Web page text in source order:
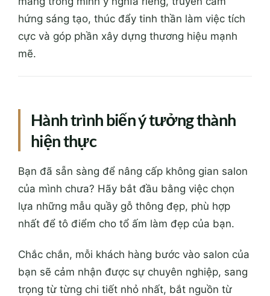
hứng sáng tạo, thúc đẩy tinh thần làm việc tích
cực và góp phần xây dựng thương hiệu mạnh
mẽ.
Hành trình biến ý tưởng thành
hiện thực
Bạn đã sẵn sàng để nâng cấp không gian salon
của mình chưa? Hãy bắt đầu bằng việc chọn
lựa những mẫu quầy gỗ thông đẹp, phù hợp
nhất để tô điểm cho tổ ấm làm đẹp của bạn.
Chắc chắn, mỗi khách hàng bước vào salon của
bạn sẽ cảm nhận được sự chuyên nghiệp, sang
trọng từ từng chi tiết nhỏ nhất, bắt nguồn từ